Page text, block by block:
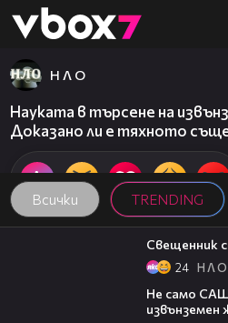
👾
Всички TRENDING
Н Л О
Науката в търсене на
Доказано ли е тяхното
03:33
Свещенник
24 Н Л О
Не само
извънземен